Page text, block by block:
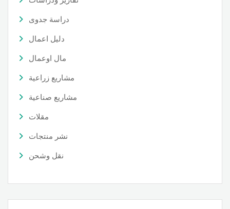
دراسة جدوى
دليل اعمال
مال اوعمال
مشاريع زراعية
مشاريع صناعية
مقلات
نشر منتجات
نقل وشحن